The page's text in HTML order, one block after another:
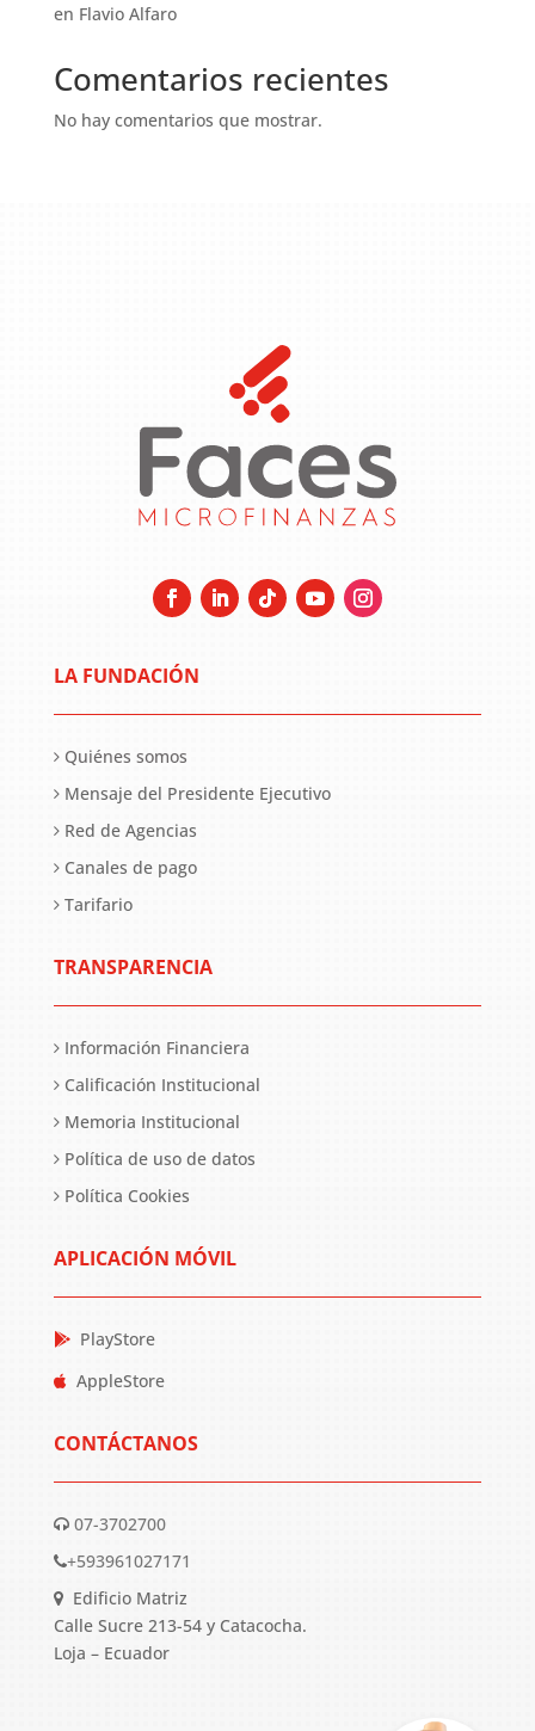
en Flavio Alfaro
Comentarios recientes
No hay comentarios que mostrar.
LA FUNDACIÓN
Quiénes somos
Mensaje del Presidente Ejecutivo
Red de Agencias
Canales de pago
Tarifario
TRANSPARENCIA
Información Financiera
Calificación Institucional
Memoria Institucional
Política de uso de datos
Política Cookies
APLICACIÓN MÓVIL
PlayStore
AppleStore
CONTÁCTANOS
07-3702700
+593961027171
Edificio Matriz
Calle Sucre 213-54 y Catacocha.
Loja – Ecuador